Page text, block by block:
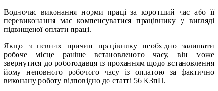
Водночас виконання норми праці за коротший час або її
перевиконання має компенсуватися працівнику у вигляді
підвищеної оплати праці.
Якщо з певних причин працівнику необхідно залишати
робоче місце раніше встановленого часу, він може
звернутися до роботодавця із проханням щодо встановлення
йому неповного робочого часу із оплатою за фактично
виконану роботу відповідно до статті 56 КЗпП.